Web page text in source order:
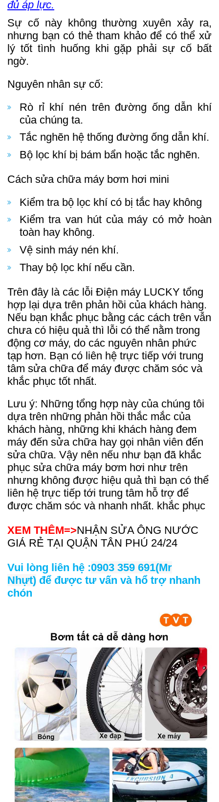
đủ áp lực.
Sự cố này không thường xuyên xảy ra,
nhưng bạn có thẻ tham khảo để có thể xử
lý tốt tình huống khi gặp phải sự cố bất
ngờ.
Nguyên nhân sự cố:
Rò rỉ khí nén trên đường ống dẫn khí
của chúng ta.
Tắc nghẽn hệ thống đường ống dẫn khí.
Bộ lọc khí bị bám bẩn hoặc tắc nghẽn.
Cách sửa chữa máy bơm hơi mini
Kiểm tra bộ lọc khí có bị tắc hay không
Kiểm tra van hút của máy có mở hoàn
toàn hay không.
Vệ sinh máy nén khí.
Thay bộ lọc khí nếu cần.
Trên đây là các lỗi Điện máy LUCKY tổng
hợp lại dựa trên phản hồi của khách hàng.
Nếu bạn khắc phục bằng các cách trên vẫn
chưa có hiệu quả thì lỗi có thể nằm trong
động cơ máy, do các nguyên nhân phức
tạp hơn. Bạn có liên hệ trực tiếp với trung
tâm sửa chữa để máy được chăm sóc và
khắc phục tốt nhất.
Lưu ý: Những tổng hợp này của chúng tôi
dựa trên những phản hồi thắc mắc của
khách hàng, những khi khách hàng đem
máy đến sửa chữa hay gọi nhân viên đến
sửa chữa. Vậy nên nếu như bạn đã khắc
phục sửa chữa máy bơm hơi như trên
nhưng không được hiệu quả thì bạn có thể
liên hệ trực tiếp tới trung tâm hỗ trợ để
được chăm sóc và nhanh nhất. khắc phục
XEM THÊM=>NHẬN SỬA ÔNG NƯỚC
GIÁ RẺ TẠI QUẬN TÂN PHÚ 24/24
Vui lòng liên hệ :0903 359 691(Mr
Nhựt) để được tư vấn và hổ trợ nhanh
chón